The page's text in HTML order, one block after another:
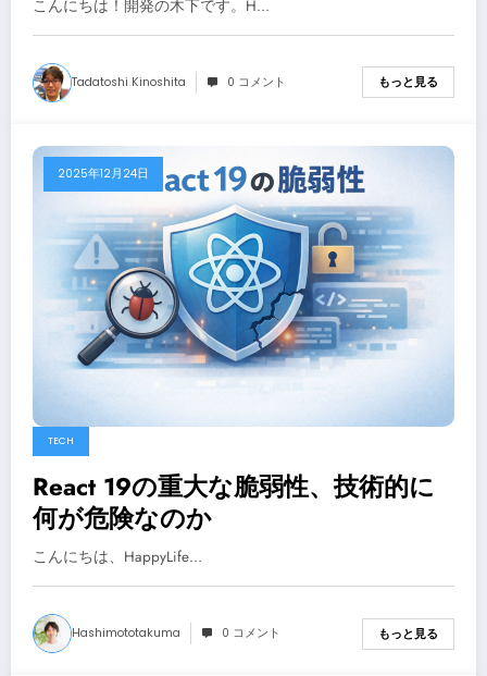
こんにちは！開発の木下です。H…
Tadatoshi Kinoshita 0 コメント もっと見る
2025年12月24日
TECH
React 19の重大な脆弱性、技術的に
何が危険なのか
こんにちは、HappyLife…
Hashimototakuma 0 コメント もっと見る